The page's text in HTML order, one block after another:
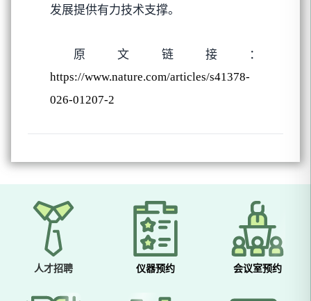
发展提供有力技术支撑。
原文链接：
https://www.nature.com/articles/s41378-
026-01207-2
人才招聘 仪器预约 会议室预约